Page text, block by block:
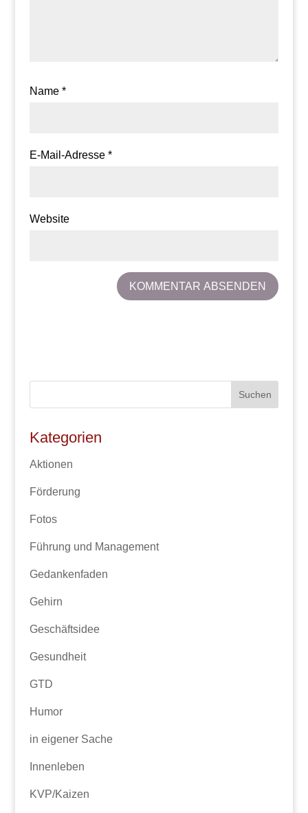
Name *
E-Mail-Adresse *
Website
Kategorien
Aktionen
Förderung
Fotos
Führung und Management
Gedankenfaden
Gehirn
Geschäftsidee
Gesundheit
GTD
Humor
in eigener Sache
Innenleben
KVP/Kaizen